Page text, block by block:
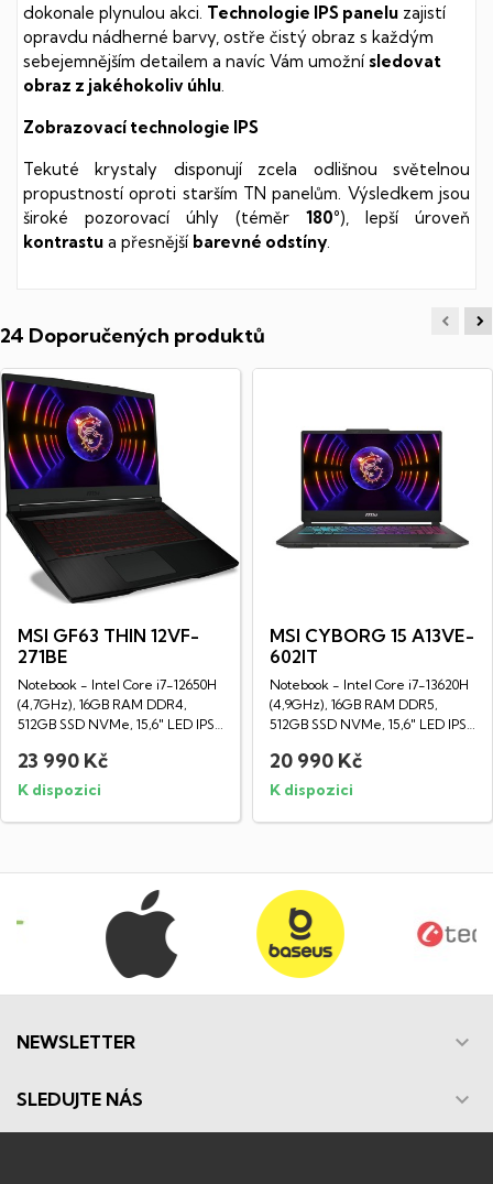
dokonale plynulou akci. Technologie IPS panelu zajistí
opravdu nádherné barvy, ostře čistý obraz s každým
sebejemnějším detailem a navíc Vám umožní sledovat
obraz z jakéhokoliv úhlu
Zobrazovací technologie IPS
Tekuté krystaly disponují zcela odlišnou světelnou
propustností oproti starším TN panelům. Výsledkem jsou
široké pozorovací úhly (téměr 180°), lepší úroveň
kontrastu a přesnější barevné odstíny
24 Doporučených produktů
MSI GF63 THIN 12VF-
271BE
Notebook - Intel Core i7-12650H
(4,7GHz), 16GB RAM DDR4,
512GB SSD NVMe, 15,6" LED IPS
23 990 Kč
K dispozici
MSI CYBORG 15 A13VE-
602IT
Notebook - Intel Core i7-13620H
(4,9GHz), 16GB RAM DDR5,
512GB SSD NVMe, 15,6" LED IPS
20 990 Kč
K dispozici
NEWSLETTER 
SLEDUJTE NÁS 